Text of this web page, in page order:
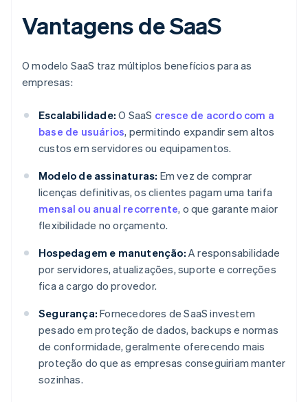
Vantagens de SaaS
O modelo SaaS traz múltiplos benefícios para as
empresas:
Escalabilidade: O SaaS cresce de acordo com a
base de usuários, permitindo expandir sem altos
custos em servidores ou equipamentos.
Modelo de assinaturas: Em vez de comprar
licenças definitivas, os clientes pagam uma tarifa
mensal ou anual recorrente, o que garante maior
flexibilidade no orçamento.
Hospedagem e manutenção: A responsabilidade
por servidores, atualizações, suporte e correções
fica a cargo do provedor.
Segurança: Fornecedores de SaaS investem
pesado em proteção de dados, backups e normas
de conformidade, geralmente oferecendo mais
proteção do que as empresas conseguiriam manter
sozinhas.